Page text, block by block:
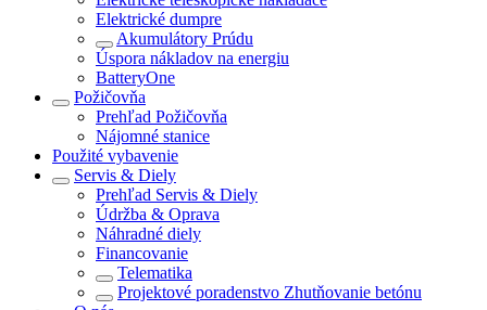
Elektrické dumpre
Akumulátory Prúdu
Úspora nákladov na energiu
BatteryOne
Požičovňa
Prehľad Požičovňa
Nájomné stanice
Použité vybavenie
Servis & Diely
Prehľad Servis & Diely
Údržba & Oprava
Náhradné diely
Financovanie
Telematika
Projektové poradenstvo Zhutňovanie betónu